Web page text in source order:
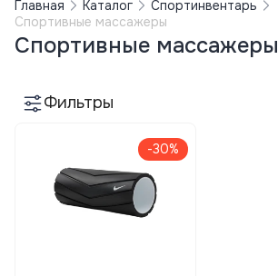
Главная Каталог
Спортинвентарь
Спортивные массажеры
Спортивные массажеры
Фильтры
-30%